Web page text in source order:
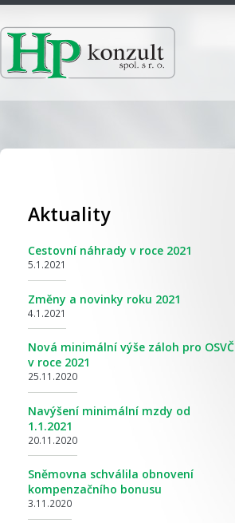
Aktuality
Cestovní náhrady v roce 2021
5.1.2021
Změny a novinky roku 2021
4.1.2021
Nová minimální výše záloh pro OSVČ
v roce 2021
25.11.2020
Navýšení minimální mzdy od
1.1.2021
20.11.2020
Sněmovna schválila obnovení
kompenzačního bonusu
3.11.2020